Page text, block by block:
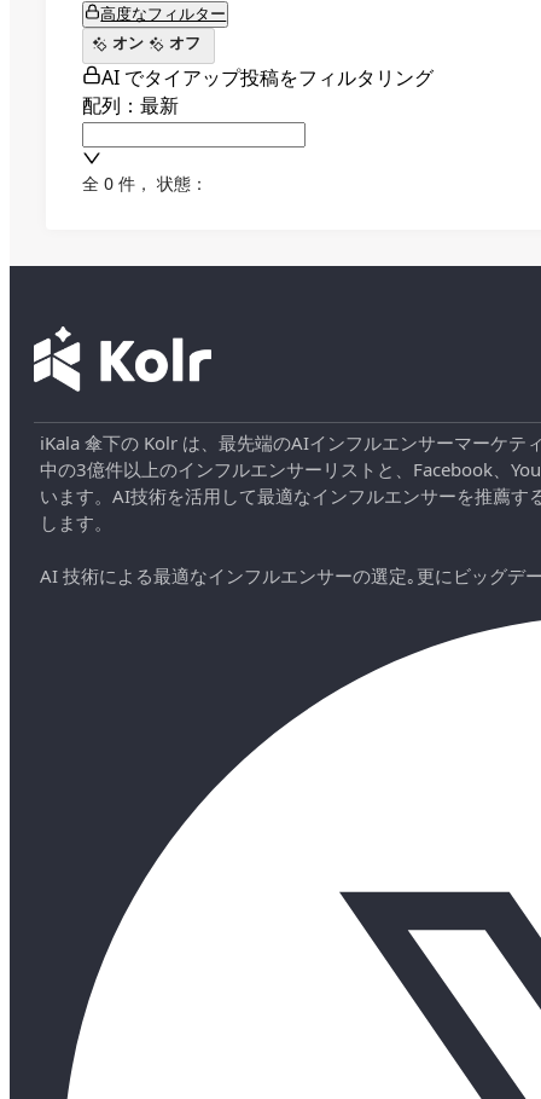
高度なフィルター
オン
オフ
AI でタイアップ投稿をフィルタリング
配列：最新
全 0 件 ， 状態：
iKala 傘下の Kolr は、最先端のAIインフルエンサーマーケ
中の3億件以上のインフルエンサーリストと、Facebook、
います。AI技術を活用して最適なインフルエンサーを推薦
します。
AI 技術による最適なインフルエンサーの選定｡更にビッグデ